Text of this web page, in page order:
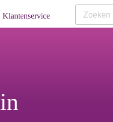
KlantenService
in